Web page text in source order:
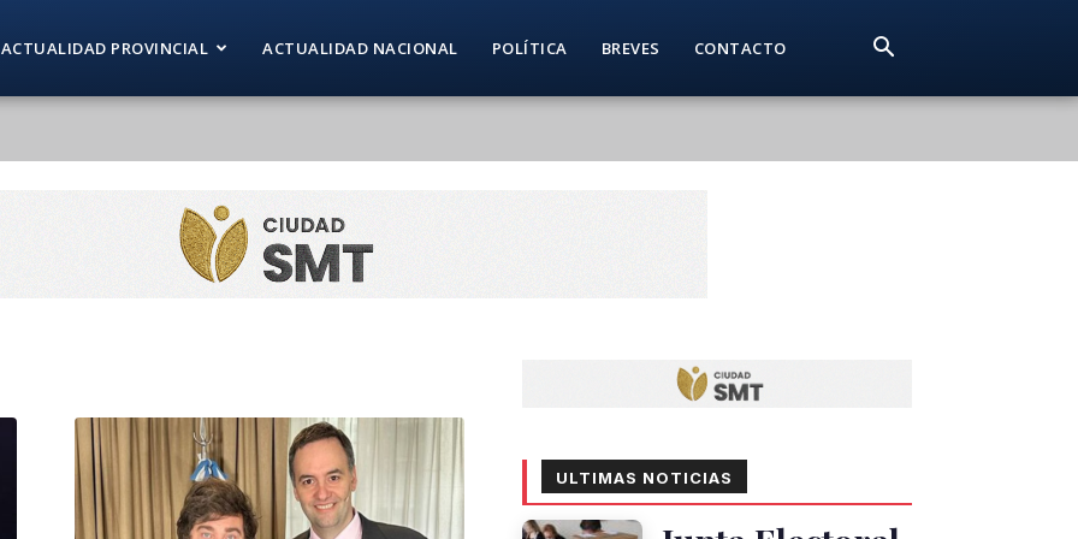
ACTUALIDAD PROVINCIAL ACTUALIDAD NACIONAL POLÍTICA BREVES CONTACTO
ULTIMAS NOTICIAS